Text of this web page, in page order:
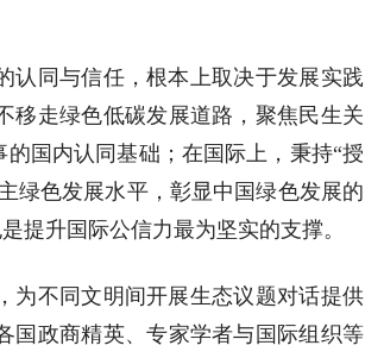
认同与信任，根本上取决于发展实践
移走绿色低碳发展道路，聚焦民生关
国内认同基础；在国际上，秉持“授
绿色发展水平，彰显中国绿色发展的
提升国际公信力最为坚实的支撑。
为不同文明间开展生态议题对话提供
国政商精英、专家学者与国际组织等